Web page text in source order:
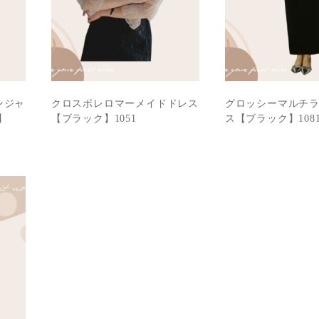
ジャ
クロスボレロマーメイドドレス
【ブラック】1051
グロッシーマルチ
ス【ブラック】1081